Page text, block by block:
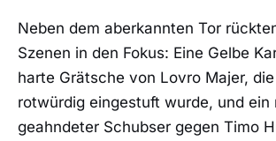
Neben dem aberkannten Tor
Szenen in den Fokus: Eine Gelbe
harte Grätsche von Lovro Majer,
rotwürdig eingestuft wurde, und ein
geahndeter Schubser gegen Timo